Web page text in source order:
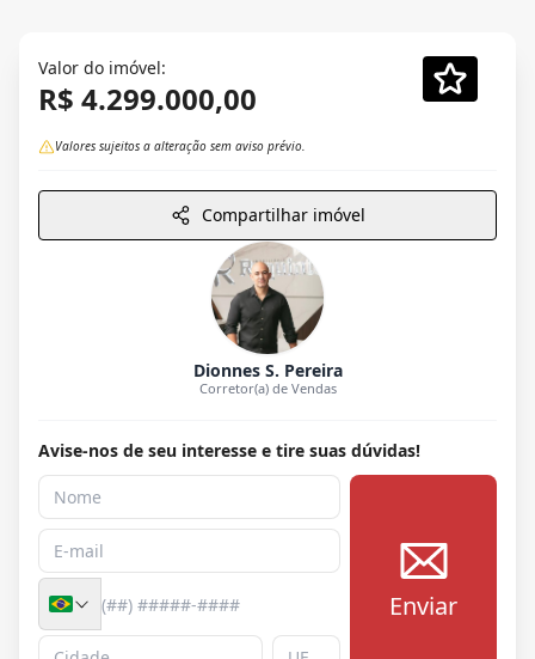
Valor do imóvel:
R$ 4.299.000,00
Valores sujeitos a alteração sem aviso prévio.
Compartilhar imóvel
Dionnes S. Pereira
Corretor(a) de Vendas
Avise-nos de seu interesse e tire suas dúvidas!
Enviar